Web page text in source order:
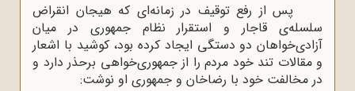
پس از رفع توقیف در زمانه‌ای که هیجان انقراض
سلسله‌ی قاجار و استقرار نظام جمهوری در میان
آزادی‌خواهان دو دستگی ایجاد کرده بود، کوشید با اشعار
و مقالات تند خود مردم را از جمهوری‌خواهی برحذر دارد و
در مخالفت خود با رضاخان و جمهوری او نوشت: